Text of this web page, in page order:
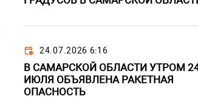
24.07.2026 6:16
В САМАРСКОЙ ОБЛАСТИ УТРОМ
ИЮЛЯ ОБЪЯВЛЕНА РАКЕТНАЯ
ОПАСНОСТЬ